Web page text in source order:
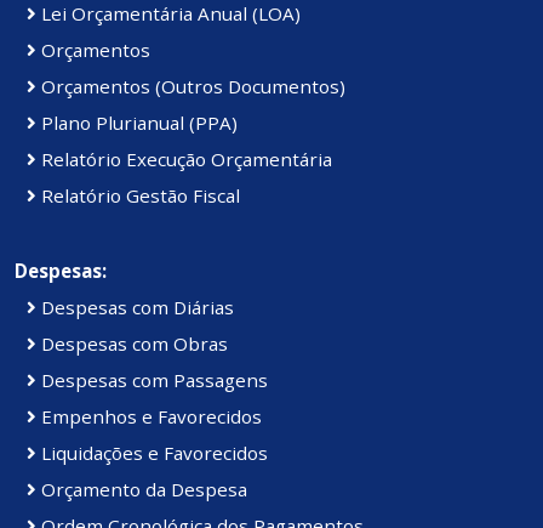
Lei Orçamentária Anual (LOA)
Orçamentos
Orçamentos (Outros Documentos)
Plano Plurianual (PPA)
Relatório Execução Orçamentária
Relatório Gestão Fiscal
Despesas:
Despesas com Diárias
Despesas com Obras
Despesas com Passagens
Empenhos e Favorecidos
Liquidações e Favorecidos
Orçamento da Despesa